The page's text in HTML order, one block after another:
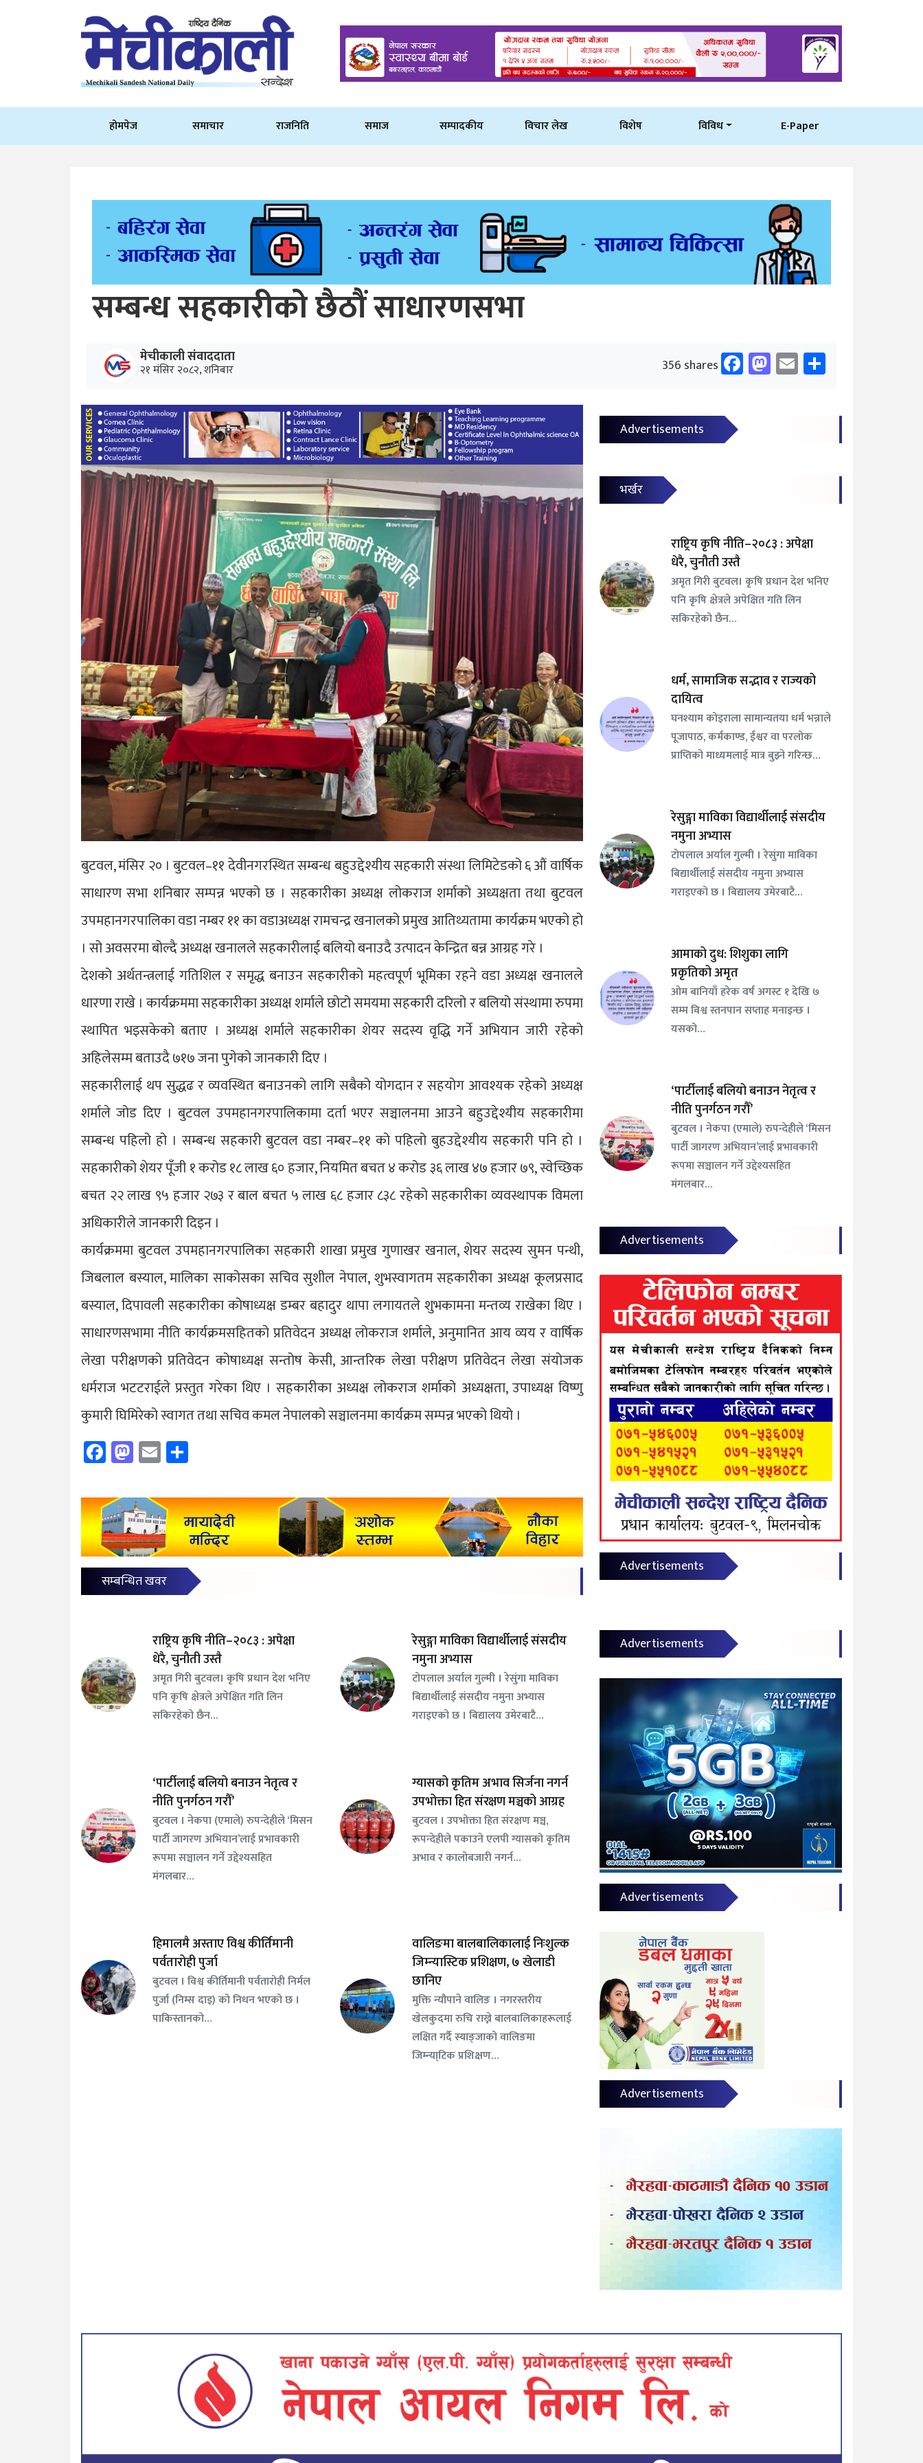
होमपेज समाचार राजनिति समाज सम्पादकीय विचार लेख विशेष विविध E-Paper
सम्बन्ध सहकारीको छैठौं साधारणसभा
मेचीकाली संवाददाता
२१ मंसिर २०८२, शनिबार 356 shares Facebook
Mastodon
Email
बुटवल, मंसिर २० । बुटवल–११ देवीनगरस्थित सम्बन्ध बहुउद्देश्यीय सहकारी संस्था लिमिटेडको ६ औं वार्षिक
साधारण सभा शनिबार सम्पन्न भएको छ । सहकारीका अध्यक्ष लोकराज शर्माको अध्यक्षता तथा बुटवल
उपमहानगरपालिका वडा नम्बर ११ का वडाअध्यक्ष रामचन्द्र खनालको प्रमुख आतिथ्यतामा कार्यक्रम भएको हो
। सो अवसरमा बोल्दै अध्यक्ष खनालले सहकारीलाई बलियो बनाउदै उत्पादन केन्द्रित बन्न आग्रह गरे ।
देशको अर्थतन्त्रलाई गतिशिल र समृद्ध बनाउन सहकारीको महत्वपूर्ण भूमिका रहने वडा अध्यक्ष खनालले
धारणा राखे । कार्यक्रममा सहकारीका अध्यक्ष शर्माले छोटो समयमा सहकारी दरिलो र बलियो संस्थामा रुपमा
स्थापित भइसकेको बताए । अध्यक्ष शर्माले सहकारीका शेयर सदस्य वृद्धि गर्ने अभियान जारी रहेको
अहिलेसम्म बताउदै ७१७ जना पुगेको जानकारी दिए ।
सहकारीलाई थप सुद्धढ र व्यवस्थित बनाउनको लागि सबैको योगदान र सहयोग आवश्यक रहेको अध्यक्ष
शर्माले जोड दिए । बुटवल उपमहानगरपालिकामा दर्ता भएर सञ्चालनमा आउने बहुउद्देश्यीय सहकारीमा
सम्बन्ध पहिलो हो । सम्बन्ध सहकारी बुटवल वडा नम्बर–११ को पहिलो बुहउद्देश्यीय सहकारी पनि हो ।
सहकारीको शेयर पूँजी १ करोड १८ लाख ६० हजार, नियमित बचत ४ करोड ३६ लाख ४७ हजार ७९, स्वेच्छिक
बचत २२ लाख ९५ हजार २७३ र बाल बचत ५ लाख ६८ हजार ८३८ रहेको सहकारीका व्यवस्थापक विमला
अधिकारीले जानकारी दिइन ।
कार्यक्रममा बुटवल उपमहानगरपालिका सहकारी शाखा प्रमुख गुणाखर खनाल, शेयर सदस्य सुमन पन्थी,
जिबलाल बस्याल, मालिका साकोसका सचिव सुशील नेपाल, शुभस्वागतम सहकारीका अध्यक्ष कूलप्रसाद
बस्याल, दिपावली सहकारीका कोषाध्यक्ष डम्बर बहादुर थापा लगायतले शुभकामना मन्तव्य राखेका थिए ।
साधारणसभामा नीति कार्यक्रमसहितको प्रतिवेदन अध्यक्ष लोकराज शर्माले, अनुमानित आय व्यय र वार्षिक
लेखा परीक्षणको प्रतिवेदन कोषाध्यक्ष सन्तोष केसी, आन्तरिक लेखा परीक्षण प्रतिवेदन लेखा संयोजक
धर्मराज भटटराईले प्रस्तुत गरेका थिए । सहकारीका अध्यक्ष लोकराज शर्माको अध्यक्षता, उपाध्यक्ष विष्णु
कुमारी घिमिरेको स्वागत तथा सचिव कमल नेपालको सञ्चालनमा कार्यक्रम सम्पन्न भएको थियो ।
Facebook
Mastodon
Email
सम्बन्धित खवर
राष्ट्रिय कृषि नीति–२०८३ : अपेक्षा
धेरै, चुनौती उस्तै
अमृत गिरी बुटवल। कृषि प्रधान देश भनिए
पनि कृषि क्षेत्रले अपेक्षित गति लिन
सकिरहेको छैन…
रेसुङ्गा माविका विद्यार्थीलाई संसदीय
नमुना अभ्यास
टोपलाल अर्याल गुल्मी । रेसुंगा माविका
बिद्यार्थीलाई संसदीय नमुना अभ्यास
गराइएको छ । बिद्यालय उमेरबाटै…
‘पार्टीलाई बलियो बनाउन नेतृत्व र
नीति पुनर्गठन गरौँ’
बुटवल । नेकपा (एमाले) रुपन्देहीले ‘मिसन
पार्टी जागरण अभियान’लाई प्रभावकारी
रूपमा सञ्चालन गर्ने उद्देश्यसहित
मंगलबार…
ग्यासको कृतिम अभाव सिर्जना नगर्न
उपभोक्ता हित संरक्षण मञ्चको आग्रह
बुटवल । उपभोक्ता हित संरक्षण मञ्च,
रूपन्देहीले पकाउने एलपी ग्यासको कृतिम
अभाव र कालोबजारी नगर्न…
हिमालमै अस्ताए विश्व कीर्तिमानी
पर्वतारोही पुर्जा
बुटवल । विश्व कीर्तिमानी पर्वतारोही निर्मल
पुर्जा (निम्स दाइ) को निधन भएको छ ।
पाकिस्तानको…
वालिङमा बालबालिकालाई निःशुल्क
जिम्न्यास्टिक प्रशिक्षण, ७ खेलाडी
छानिए
​मुक्ति न्यौपाने वालिङ । नगरस्तरीय
खेलकुदमा रुचि राख्ने बालबालिकाहरूलाई
लक्षित गर्दै स्याङ्जाको वालिङमा
जिम्न्या्टिक प्रशिक्षण…
Advertisements
भर्खर
राष्ट्रिय कृषि नीति–२०८३ : अपेक्षा
धेरै, चुनौती उस्तै
अमृत गिरी बुटवल। कृषि प्रधान देश भनिए
पनि कृषि क्षेत्रले अपेक्षित गति लिन
सकिरहेको छैन…
धर्म, सामाजिक सद्भाव र राज्यको
दायित्व
घनश्याम कोइराला सामान्यतया धर्म भन्नाले
पूजापाठ, कर्मकाण्ड, ईश्वर वा परलोक
प्राप्तिको माध्यमलाई मात्र बुझ्ने गरिन्छ…
रेसुङ्गा माविका विद्यार्थीलाई संसदीय
नमुना अभ्यास
टोपलाल अर्याल गुल्मी । रेसुंगा माविका
बिद्यार्थीलाई संसदीय नमुना अभ्यास
गराइएको छ । बिद्यालय उमेरबाटै…
आमाको दुध: शिशुका लागि
प्रकृतिको अमृत
ओम बानियाँ हरेक वर्ष अगस्ट १ देखि ७
सम्म विश्व स्तनपान सप्ताह मनाइन्छ ।
यसको…
‘पार्टीलाई बलियो बनाउन नेतृत्व र
नीति पुनर्गठन गरौँ’
बुटवल । नेकपा (एमाले) रुपन्देहीले ‘मिसन
पार्टी जागरण अभियान’लाई प्रभावकारी
रूपमा सञ्चालन गर्ने उद्देश्यसहित
मंगलबार…
Advertisements
Advertisements
Advertisements
Advertisements
Advertisements